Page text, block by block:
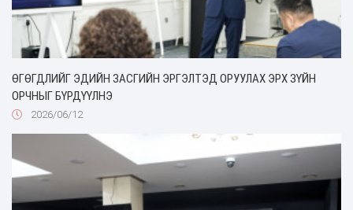
ӨГӨГДЛИЙГ ЭДИЙН ЗАСГИЙН ЭРГЭЛТЭД ОРУУЛАХ ЭРХ ЗҮЙН
ОРЧНЫГ БҮРДҮҮЛНЭ
2026/06/12